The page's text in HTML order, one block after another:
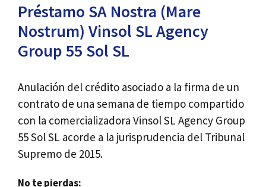
Préstamo SA Nostra (Mare
Nostrum) Vinsol SL Agency
Group 55 Sol SL
Anulación del crédito asociado a la firma de un
contrato de una semana de tiempo compartido
con la comercializadora Vinsol SL Agency Group
55 Sol SL acorde a la jurisprudencia del Tribunal
Supremo de 2015.
No te pierdas: